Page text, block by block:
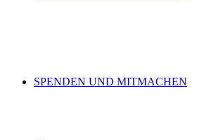
SPENDEN UND MITMACHEN